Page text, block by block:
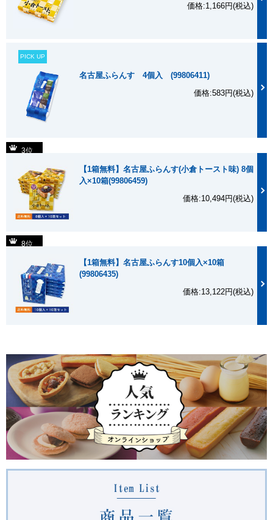
内容量
特定原材料等
小麦、卵、乳、アーモンド、大豆
原材料情報について
賞味期限
価格:1,166円(税込)
PICK UP
名古屋ふらんす 4個入 (99806411)
価格:583円(税込)
3位
【1箱無料】名古屋ふらんす(小倉トースト味) 8個
入×10箱(99806459)
価格:10,494円(税込)
8位
【1箱無料】名古屋ふらんす10個入×10箱
(99806435)
価格:13,122円(税込)